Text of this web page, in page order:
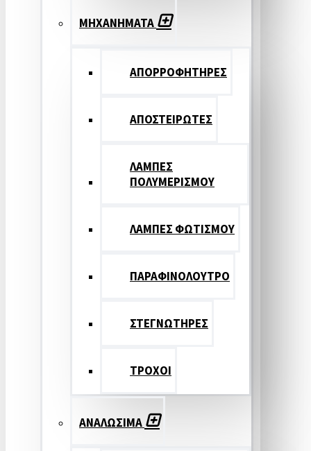
ΜΗΧΑΝΗΜΑΤΑ
ΑΠΟΡΡΟΦΗΤΗΡΕΣ
ΑΠΟΣΤΕΙΡΩΤΕΣ
ΛΑΜΠΕΣ
ΠΟΛΥΜΕΡΙΣΜΟΥ
ΛΑΜΠΕΣ ΦΩΤΙΣΜΟΥ
ΠΑΡΑΦΙΝΟΛΟΥΤΡΟ
ΣΤΕΓΝΩΤΗΡΕΣ
ΤΡΟΧΟΙ
ΑΝΑΛΩΣΙΜΑ